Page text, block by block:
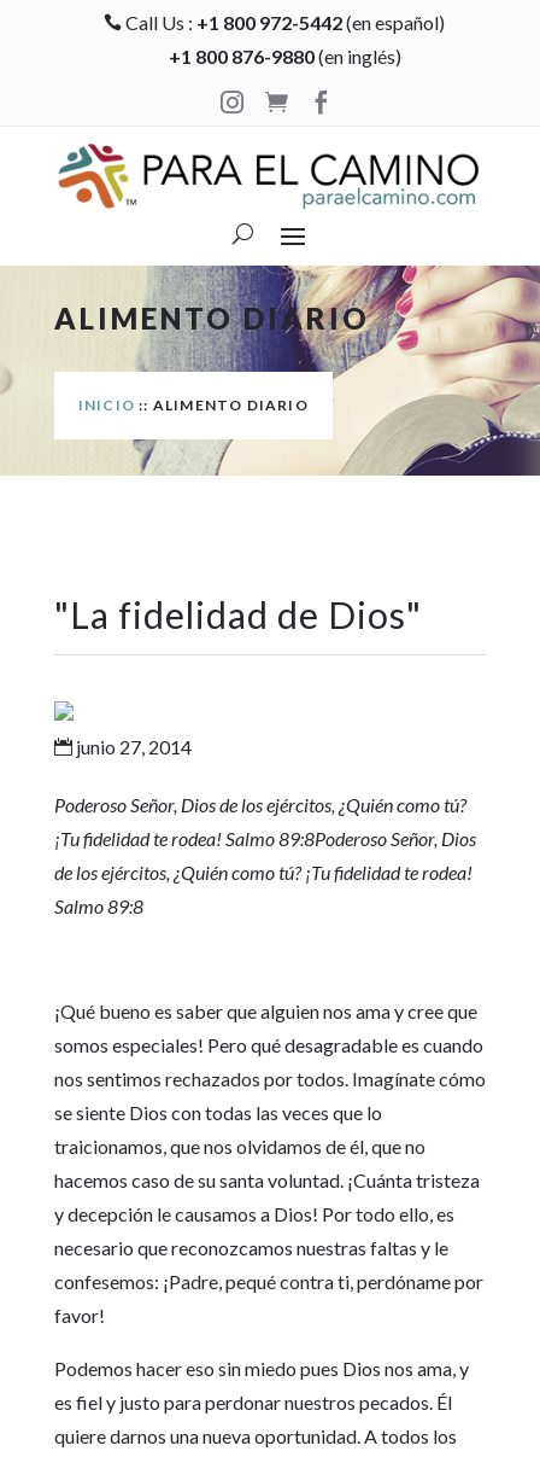
 Call Us : +1 800 972-5442(en español)
+1 800 876-9880(en inglés)

 
ALIMENTO DIARIO
INICIO :: ALIMENTO DIARIO
"La fidelidad de Dios"
junio 27, 2014
Poderoso Señor, Dios de los ejércitos, ¿Quién como tú?
¡Tu fidelidad te rodea! Salmo 89:8Poderoso Señor, Dios
de los ejércitos, ¿Quién como tú? ¡Tu fidelidad te rodea!
Salmo 89:8
¡Qué bueno es saber que alguien nos ama y cree que
somos especiales! Pero qué desagradable es cuando
nos sentimos rechazados por todos. Imagínate cómo
se siente Dios con todas las veces que lo
traicionamos, que nos olvidamos de él, que no
hacemos caso de su santa voluntad. ¡Cuánta tristeza
y decepción le causamos a Dios! Por todo ello, es
necesario que reconozcamos nuestras faltas y le
confesemos: ¡Padre, pequé contra ti, perdóname por
favor!
Podemos hacer eso sin miedo pues Dios nos ama, y
es fiel y justo para perdonar nuestros pecados. Él
quiere darnos una nueva oportunidad. A todos los